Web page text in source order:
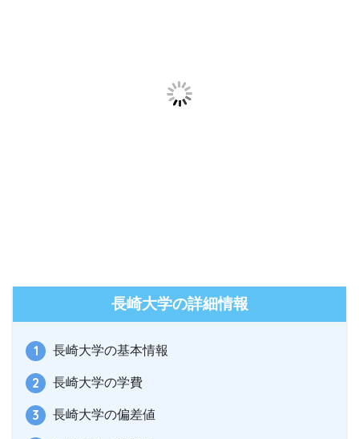
長崎大学の詳細情報
長崎大学の基本情報
長崎大学の学費
長崎大学の偏差値